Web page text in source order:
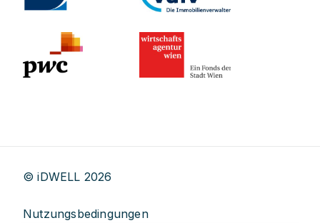
© iDWELL 2026
Nutzungsbedingungen